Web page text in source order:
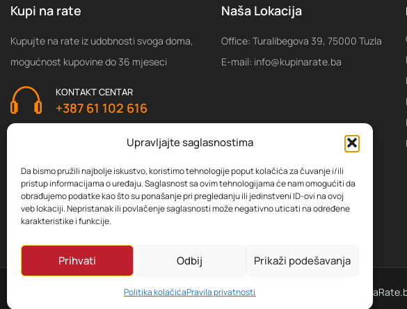
Upravljajte saglasnostima
Da bismo pružili najbolje iskustvo, koristimo tehnologije poput kolačića za čuvanje i/ili
pristup informacijama o uređaju. Saglasnost sa ovim tehnologijama će nam omogućiti da
obrađujemo podatke kao što su ponašanje pri pregledanju ili jedinstveni ID-ovi na ovoj
veb lokaciji. Nepristanak ili povlačenje saglasnosti može negativno uticati na određene
karakteristike i funkcije.
Prihvati Odbij Prikaži podešavanja
Politika kolačićaPravila privatnosti
Kupi na rate
Kupujte na rate iz udobnosti svoga doma,
mogućnost kupovine do 36 mjeseci
KONTAKT CENTAR
+387 61 102 616
Naša Lokacija
Office: Turalibegova 39, 75000 Tuzla
E-mail: info@kupinarate.ba
Copyright © 2022